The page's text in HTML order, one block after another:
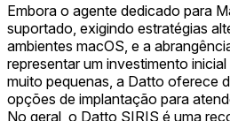
Embora o agente dedicado para
suportado, exigindo estratégias
ambientes macOS, e a
representar um investimento
muito pequenas, a Datto oferece
opções de implantação para
No geral, o Datto SIRIS é uma